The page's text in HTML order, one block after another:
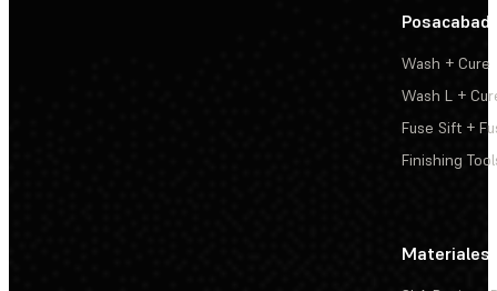
Wash + Cure
Wash L +
Fuse Sift +
Finishing
Materiales